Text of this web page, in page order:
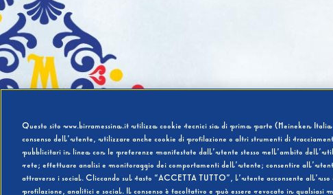
Questo sito www.birramessina.it utilizza cookie tecnici sia di prima parte (Heineken
consenso dell’utente, utilizzare anche cookie di profilazione o altri strumenti di
pubblicitari in linea con le preferenze manifestate dall’utente stesso nell’ambito
rete; effettuare analisi e monitoraggio dei comportamenti dell’utente; consentire
attraverso i social. Cliccando sul tasto “ACCETTA TUTTO”, l’utente acconsente
profilazione, analitici e social. Il consenso è facoltativo e può essere revocato in qualsiasi